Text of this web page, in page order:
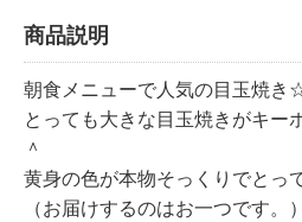
商品説明
朝食メニューで人気の目玉焼き
とっても大きな目玉焼きがキー
＾
黄身の色が本物そっくりでとっ
（お届けするのはお一つです。）